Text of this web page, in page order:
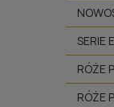
SERIE
RÓŻE
RÓŻE